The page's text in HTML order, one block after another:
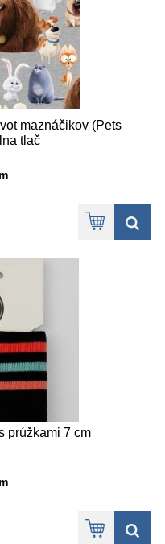
maznáčikov (Pets
tlač
prúžkami 7 cm